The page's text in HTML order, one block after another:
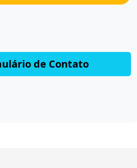
de Contato